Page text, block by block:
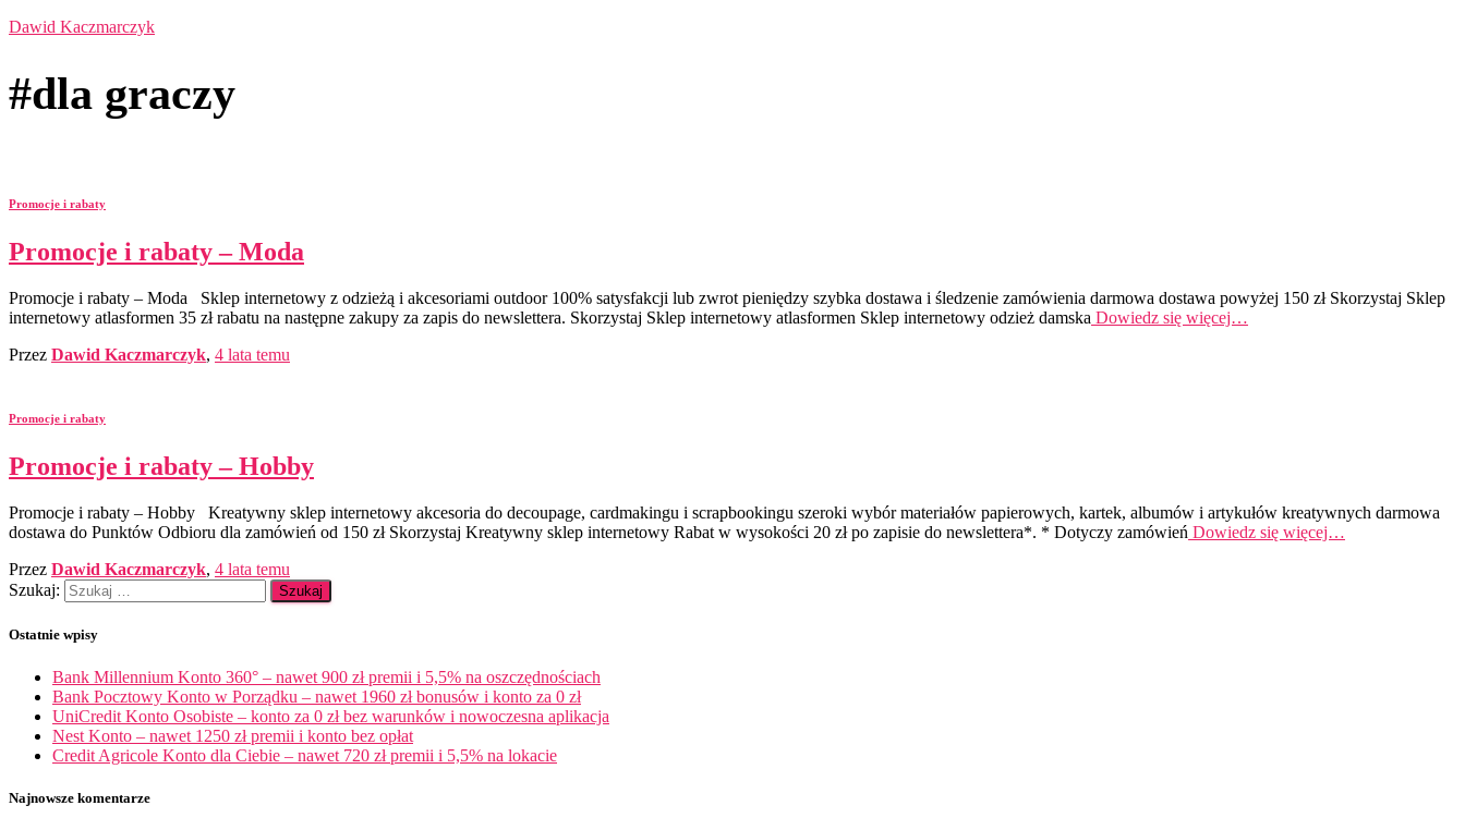
Dawid Kaczmarczyk
#dla graczy
Promocje i rabaty
Promocje i rabaty – Moda
Promocje i rabaty – Moda Sklep internetowy z odzieżą i akcesoriami outdoor 100% satysfakcji lub zwrot pieniędzy szybka dostawa i śledzenie zamówienia darmowa dostawa powyżej 150 zł Skorzystaj Sklep
internetowy atlasformen 35 zł rabatu na następne zakupy za zapis do newslettera. Skorzystaj Sklep internetowy atlasformen Sklep internetowy odzież damska Dowiedz się więcej…
Przez Dawid Kaczmarczyk, 4 lata temu
Promocje i rabaty
Promocje i rabaty – Hobby
Promocje i rabaty – Hobby Kreatywny sklep internetowy akcesoria do decoupage, cardmakingu i scrapbookingu szeroki wybór materiałów papierowych, kartek, albumów i artykułów kreatywnych darmowa
dostawa do Punktów Odbioru dla zamówień od 150 zł Skorzystaj Kreatywny sklep internetowy Rabat w wysokości 20 zł po zapisie do newslettera*. * Dotyczy zamówień Dowiedz się więcej…
Przez Dawid Kaczmarczyk, 4 lata temu
Szukaj:
Ostatnie wpisy
Bank Millennium Konto 360° – nawet 900 zł premii i 5,5% na oszczędnościach
Bank Pocztowy Konto w Porządku – nawet 1960 zł bonusów i konto za 0 zł
UniCredit Konto Osobiste – konto za 0 zł bez warunków i nowoczesna aplikacja
Nest Konto – nawet 1250 zł premii i konto bez opłat
Credit Agricole Konto dla Ciebie – nawet 720 zł premii i 5,5% na lokacie
Najnowsze komentarze